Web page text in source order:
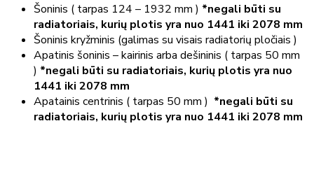
Šoninis ( tarpas 124 – 1932 mm ) *negali būti su
radiatoriais, kurių plotis yra nuo 1441 iki 2078 mm
Šoninis kryžminis (galimas su visais radiatorių pločiais )
Apatinis šoninis – kairinis arba dešininis ( tarpas 50 mm
) *negali būti su radiatoriais, kurių plotis yra nuo
1441 iki 2078 mm
Apatainis centrinis ( tarpas 50 mm ) *negali būti su
radiatoriais, kurių plotis yra nuo 1441 iki 2078 mm